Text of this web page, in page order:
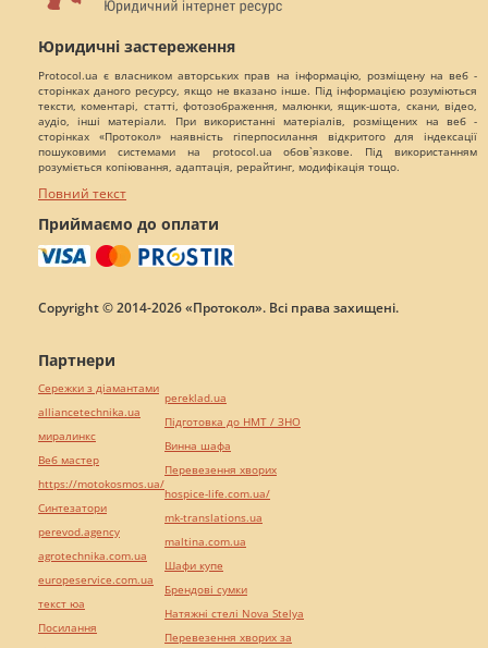
Юридичні застереження
Protocol.ua є власником авторських прав на інформацію, розміщену на веб -
сторінках даного ресурсу, якщо не вказано інше. Під інформацією розуміються
тексти, коментарі, статті, фотозображення, малюнки, ящик-шота, скани, відео,
аудіо, інші матеріали. При використанні матеріалів, розміщених на веб -
сторінках «Протокол» наявність гіперпосилання відкритого для індексації
пошуковими системами на protocol.ua обов`язкове. Під використанням
розуміється копіювання, адаптація, рерайтинг, модифікація тощо.
Повний текст
Приймаємо до оплати
Copyright © 2014-2026 «Протокол». Всі права захищені.
Партнери
Сережки з діамантами
alliancetechnika.ua
миралинкс
Веб мастер
https://motokosmos.ua/
Синтезатори
perevod.agency
agrotechnika.com.ua
europeservice.com.ua
текст юа
Посилання
pereklad.ua
Підготовка до НМТ / ЗНО
Винна шафа
Перевезення хворих
hospice-life.com.ua/
mk-translations.ua
maltina.com.ua
Шафи купе
Брендові сумки
Натяжні стелі Nova Stelya
Перевезення хворих за